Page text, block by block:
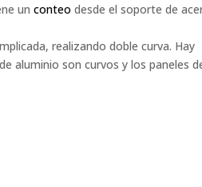
unconteodesde el soporte de
realizando doble curva. Hay
aluminio son curvos y los paneles